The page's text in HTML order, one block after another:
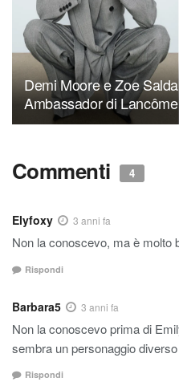
Demi Moore e Zoe
Ambassador di Lancôme
Commenti 4
Elyfoxy 3 anni fa
Non la conoscevo, ma è molto
Rispondi
Barbara5 3 anni fa
Non la conoscevo prima di
sembra un personaggio
Rispondi